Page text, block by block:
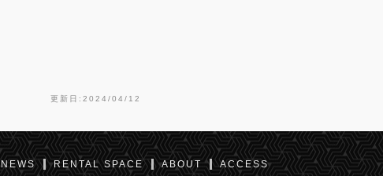
更新日:2024/04/12
NEWS RENTAL SPACE ABOUT
ACCESS